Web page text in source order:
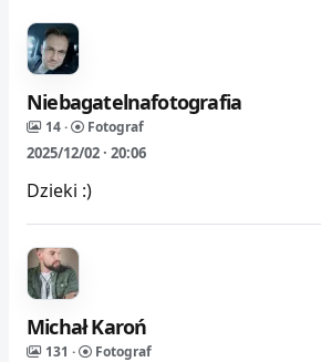
Niebagatelnafotografia
14 · Fotograf
2025/12/02 · 20:06
Dzieki :)
Michał Karoń
131 · Fotograf